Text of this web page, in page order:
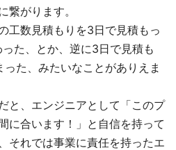
繋がります。
工数見積もりを3日で見積もっ
た、とか、逆に3日で見積も
た、みたいなことがありえま
と、エンジニアとして「このプ
に合います！」と自信を持って
それでは事業に責任を持ったエ